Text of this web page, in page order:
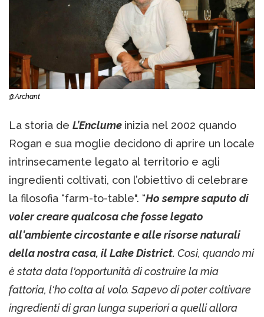
@Archant
La storia de L’Enclume inizia nel 2002 quando
Rogan e sua moglie decidono di aprire un locale
intrinsecamente legato al territorio e agli
ingredienti coltivati, con l’obiettivo di celebrare
la filosofia “farm-to-table". “Ho sempre saputo di
voler creare qualcosa che fosse legato
all'ambiente circostante e alle risorse naturali
della nostra casa, il Lake District. Così, quando mi
è stata data l'opportunità di costruire la mia
fattoria, l'ho colta al volo. Sapevo di poter coltivare
ingredienti di gran lunga superiori a quelli allora